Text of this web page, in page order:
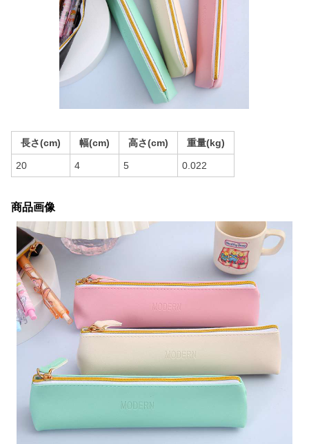
長さ(cm) 幅(cm) 高さ(cm) 重量(kg)
20 4 5 0.022
商品画像